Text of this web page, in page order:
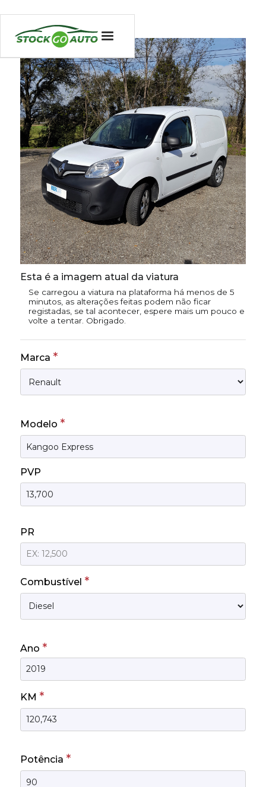
Esta é a imagem atual da viatura
Se carregou a viatura na plataforma há menos de 5
minutos, as alterações feitas podem não ficar
registadas, se tal acontecer, espere mais um pouco e
volte a tentar. Obrigado.
Marca *
Modelo *
PVP
PR
Combustível *
Ano *
KM *
Potência *